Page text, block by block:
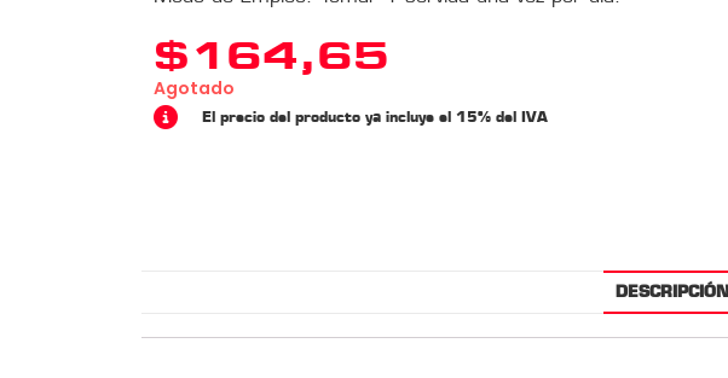
$164,65
Agotado
El precio del producto ya incluye el 15% del IVA
DESCRIPCIÓN